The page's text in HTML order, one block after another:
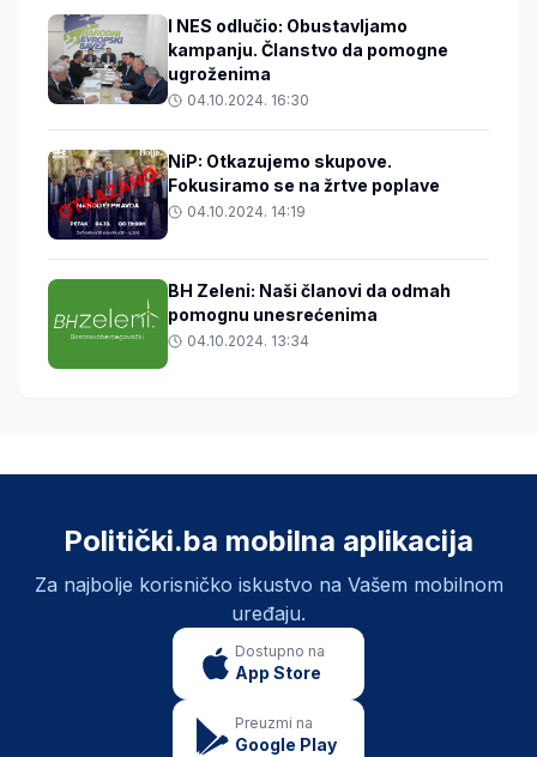
I NES odlučio: Obustavljamo
kampanju. Članstvo da pomogne
ugroženima
04.10.2024. 16:30
NiP: Otkazujemo skupove.
Fokusiramo se na žrtve poplave
04.10.2024. 14:19
BH Zeleni: Naši članovi da odmah
pomognu unesrećenima
04.10.2024. 13:34
Politički.ba mobilna aplikacija
Za najbolje korisničko iskustvo na Vašem mobilnom
uređaju.
Dostupno na
App Store
Preuzmi na
Google Play